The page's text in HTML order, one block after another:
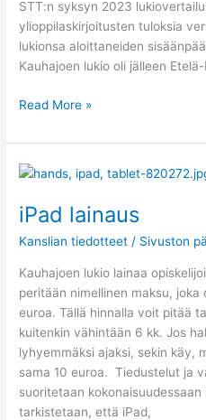
STT:n syksyn 2023
ylioppilaskirjoitusten tuloksia
lukionsa aloittaneiden
Kauhajoen lukio oli jälleen
Read More »
iPad lainaus
Kanslian tiedotteet / Sivuston
Kauhajoen lukio lainaa
peritään nimellinen maksu,
euroa. Tällä hinnalla voit pitää
kuitenkin vähintään 6 kk. Jos
lyhyemmäksi ajaksi, sekin käy,
sama 10 euroa. Tiedustelut ja
suoritetaan
tarkistetaan, että iPad,
iPad